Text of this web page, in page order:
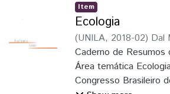
Item
Ecologia
(UNILA, 2018-02) Dal
Soares, Elaine Della
Hermes José; Faria
Ribeiro;Pie, Marcio
Caderno de Resumos
Área temática
Congresso Brasileiro